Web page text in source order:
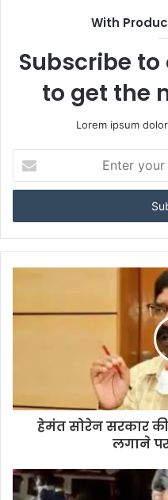
With
Subscribe
to get the
Lorem ipsum
your
Email
हेमंत सोरेन सरकार की
लगाने पर